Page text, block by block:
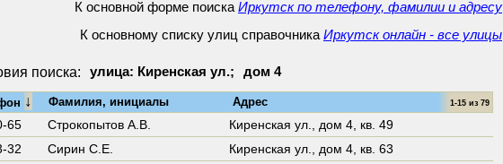
К основной форме поиска Иркутск по телефону, фамилии и адресу
К основному списку улиц справочника Иркутск онлайн - все улицы
поиска: улица: Киренская ул.; дом 4
↓ Фамилия, инициалы Адрес 1-15 из 79
65 Строкопытов А.В. Киренская ул., дом 4 кв. 49
32
Сирин С.Е. Киренская ул., дом 4 кв. 63